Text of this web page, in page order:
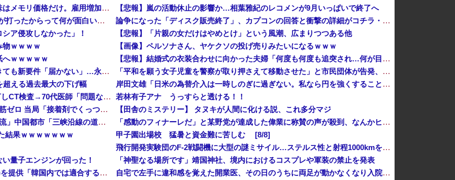
韓国メディア「経済成長しているといっても中味はメモリ価格だけ。雇用増加見通しが半減してしまった」……韓国の内需不況は根強い状況っすね
AHRA「DH導入が遅すぎる、たまにピッチャーが打ったからって何が面白いんだよ」他
ア侵攻しなかった」！
ｗｗｗｗ
ｗｗｗｗｗ
「日本で働く意欲なくなる」 外国人、自活できても新要件「届かない」…永住許可厳格化で「日本離れ」か
超える過去最大の下げ幅
【速報】 中2男子、野球部の練習中に頭部を強打しCT検査→70代医師「問題ないです」→中学生死亡「他人のCT画像みてました」
【悲報】 中国、橋の欄干が強風一発で粉々に 鉄筋ゼロ 当局「接着剤でくっつけただけ」「正常で、品質問題はない」
中国「大洪水！」三峡ダム「9門開放！（全力放流」中国都市「三峡沿線の道路水没」中国政府「高速道路封鎖！」中国ダム「緊急放流に合わせて開門（土砂崩れ発生」→
結果ｗｗｗｗｗｗｗ
量子エンジンが回った！
【速報】 日本赤十字社、韓国に超希少血液Jr(a-)を提供「韓国内では適合する血液を確保できなかった」※今回で4回目
【悲報】嵐の活動休止の影響か…相葉雅紀のレコメンが9月いっぱいで終了へ
論争になった「ディスク販売終了」、カプコンの回答と衝撃の詳細がコチラ・・・「え？ウチはデジタルが9割なんで特に影響ないっすよｗ」
【悲報】「片親の女だけはやめとけ」という風潮、広まりつつある他
【画像】ペルソナさん、ヤケクソの投げ売りみたいになるｗｗｗ
【悲報】結婚式の衣装合わせに向かった夫婦「何度も何度も追突され…何が目的か本当に理解できない」東名高速で続いた約1.7キロの追突
「平和を願う女子児童を警察が取り押さえて移動させた」と市民団体が告発、「児童……どこ？」とガチで困惑する人が続出
岸田文雄「日米の為替介入は一時しのぎに過ぎない。私なら円を強くすることが出来る」
若林有子アナ うっすらと透ける！！
【田舎のミステリー】 タヌキが人間に化ける説、これ多分マジ
「感動のフィナーレだ」と某野党が達成した偉業に称賛の声が殺到、なんかヒーロー番組の最終回を見ているような気分に……
甲子園出場校 猛暑と資金難に苦しむ [8/8]
飛行開発実験団のF-2戦闘機に大型の謎ミサイル…ステルス性と射程1000kmを誇る「最新鋭の空母キラー」か？！
「神聖なる場所です」靖国神社、境内におけるコスプレや軍装の禁止を発表
自宅で左手に違和感を覚えた開業医、その日のうちに両足が動かなくなり入院すると……